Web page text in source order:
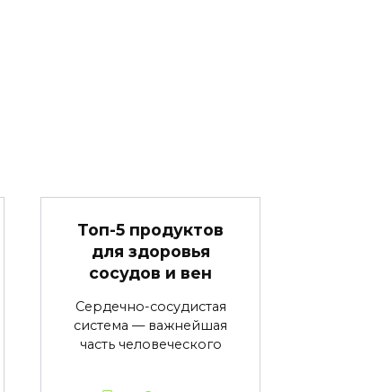
Топ-5 продуктов
для здоровья
сосудов и вен
Сердечно-сосудистая
система — важнейшая
часть человеческого